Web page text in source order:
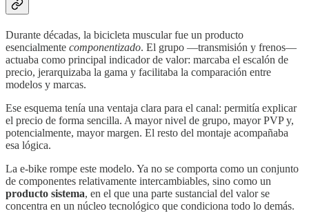
Durante décadas, la bicicleta muscular fue un producto
esencialmente componentizado. El grupo —transmisión y frenos—
actuaba como principal indicador de valor: marcaba el escalón de
precio, jerarquizaba la gama y facilitaba la comparación entre
modelos y marcas.
Ese esquema tenía una ventaja clara para el canal: permitía explicar
el precio de forma sencilla. A mayor nivel de grupo, mayor PVP y,
potencialmente, mayor margen. El resto del montaje acompañaba
esa lógica.
La e-bike rompe este modelo. Ya no se comporta como un conjunto
de componentes relativamente intercambiables, sino como un
producto sistema, en el que una parte sustancial del valor se
concentra en un núcleo tecnológico que condiciona todo lo demás.